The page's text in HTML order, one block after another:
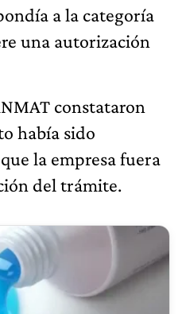
a la categoría
una autorización
constataron
había sido
la empresa fuera
del trámite.